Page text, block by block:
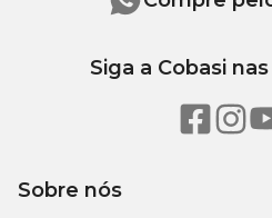
Sobre nós
Siga a Cobasi